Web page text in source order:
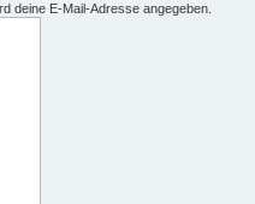
deine E-Mail-Adresse angegeben.